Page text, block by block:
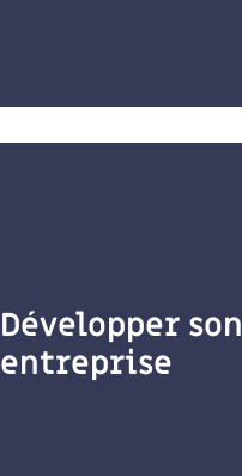
Développer son
entreprise